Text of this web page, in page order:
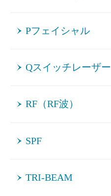
Pフェイシャル
Qスイッチレーザー
RF（RF波）
SPF
TRI-BEAM